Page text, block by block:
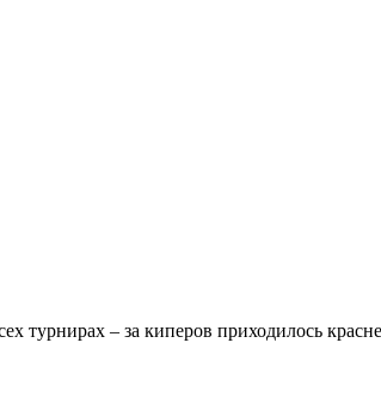
турнирах – за киперов приходилось